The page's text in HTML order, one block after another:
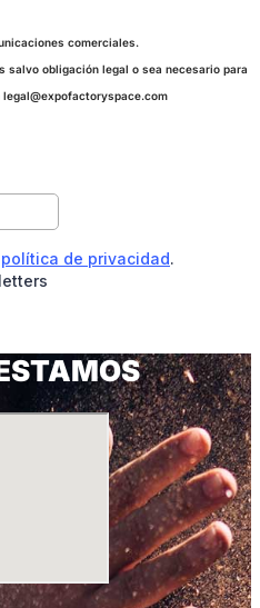
comerciales.
salvo obligación legal o sea necesario para